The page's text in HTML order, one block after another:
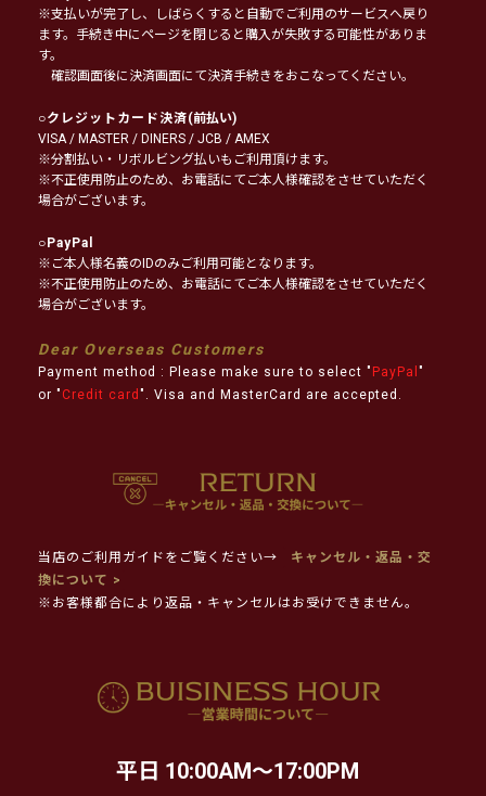
※支払いが完了し、しばらくすると自動でご利用のサービスへ戻り
ます。手続き中にページを閉じると購入が失敗する可能性がありま
す。
確認画面後に決済画面にて決済手続きをおこなってください。
○クレジットカード決済(前払い)
VISA / MASTER / DINERS / JCB / AMEX
※分割払い・リボルビング払いもご利用頂けます。
※不正使用防止のため、お電話にてご本人様確認をさせていただく
場合がございます。
○PayPal
※ご本人様名義のIDのみご利用可能となります。
※不正使用防止のため、お電話にてご本人様確認をさせていただく
場合がございます。
Dear Overseas Customers
Payment method : Please make sure to select " PayPal "
or " Credit card ". Visa and MasterCard are accepted.
当店のご利用ガイドをご覧ください→
キャンセル・返品・交
換について >
※お客様都合により返品・キャンセルはお受けできません。
平日 10:00AM～17:00PM